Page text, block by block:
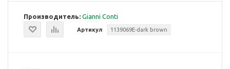
Производитель: Gianni Conti
Артикул 1139069E-dark brown